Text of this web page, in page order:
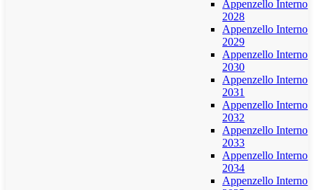
Appenzello Interno
2028
Appenzello Interno
2029
Appenzello Interno
2030
Appenzello Interno
2031
Appenzello Interno
2032
Appenzello Interno
2033
Appenzello Interno
2034
Appenzello Interno